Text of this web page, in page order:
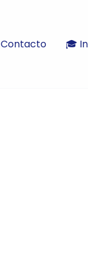
Contacto 🎓